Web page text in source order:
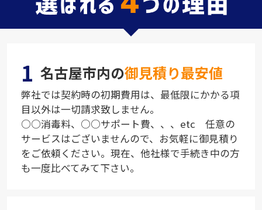
1 名古屋市内の御見積り最安値
弊社では契約時の初期費用は、最低限にかかる項
目以外は一切請求致しません。
○○消毒料、○○サポート費、、、etc 任意の
サービスはございませんので、お気軽に御見積り
をご依頼ください。現在、他社様で手続き中の方
も一度比べてみて下さい。